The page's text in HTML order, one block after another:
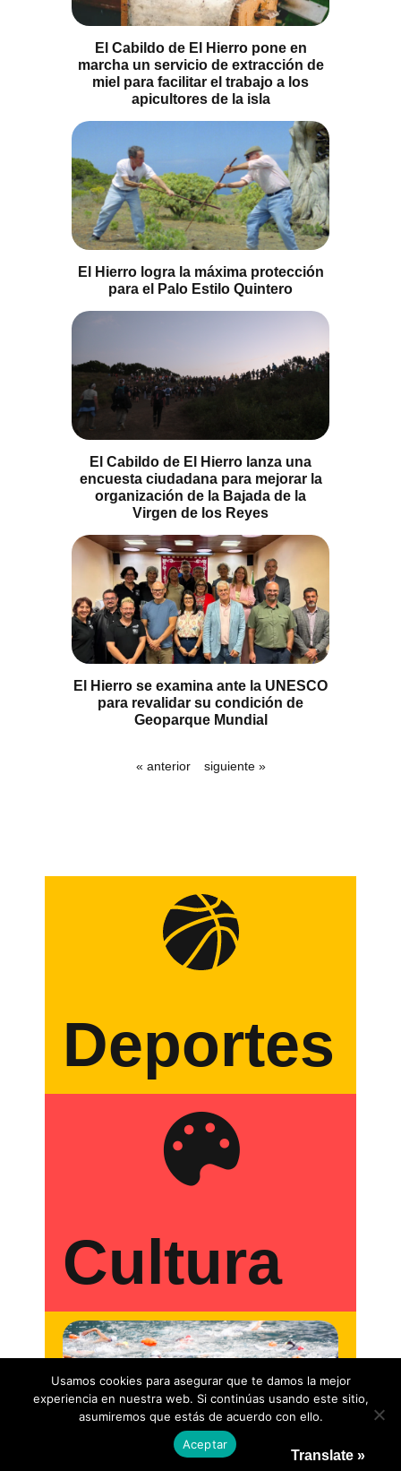
El Cabildo de El Hierro pone en
marcha un servicio de extracción de
miel para facilitar el trabajo a los
apicultores de la isla
El Hierro logra la máxima protección
para el Palo Estilo Quintero
El Cabildo de El Hierro lanza una
encuesta ciudadana para mejorar la
organización de la Bajada de la
Virgen de los Reyes
El Hierro se examina ante la UNESCO
para revalidar su condición de
Geoparque Mundial
« anterior siguiente »
Deportes
Cultura
Translate »
Usamos cookies para asegurar que te damos la mejor
experiencia en nuestra web. Si continúas usando este sitio,
asumiremos que estás de acuerdo con ello.
Aceptar